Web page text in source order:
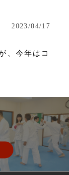
2023/04/17
、今年はコ